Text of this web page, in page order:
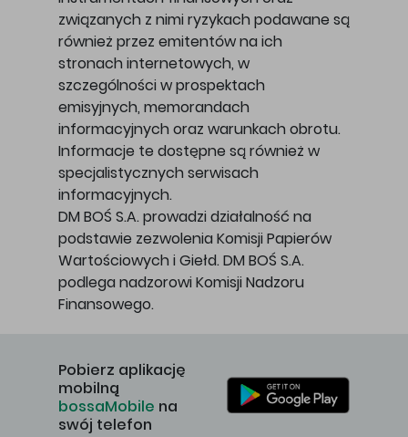
związanych z nimi ryzykach podawane są
również przez emitentów na ich
stronach internetowych, w
szczególności w prospektach
emisyjnych, memorandach
informacyjnych oraz warunkach obrotu.
Informacje te dostępne są również w
specjalistycznych serwisach
informacyjnych.
DM BOŚ S.A. prowadzi działalność na
podstawie zezwolenia Komisji Papierów
Wartościowych i Giełd. DM BOŚ S.A.
podlega nadzorowi Komisji Nadzoru
Finansowego.
Pobierz aplikację
mobilną
bossaMobile na
swój telefon